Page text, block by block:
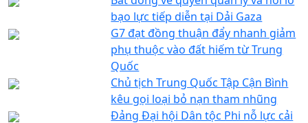
bạo lực tiếp diễn tại Dải Gaza
G7 đạt đồng thuận đẩy nhanh giảm
phụ thuộc vào đất hiếm từ Trung
Quốc
Chủ tịch Trung Quốc Tập Cận Bình
kêu gọi loại bỏ nạn tham nhũng
Đảng Đại hội Dân tộc Phi nỗ lực cải